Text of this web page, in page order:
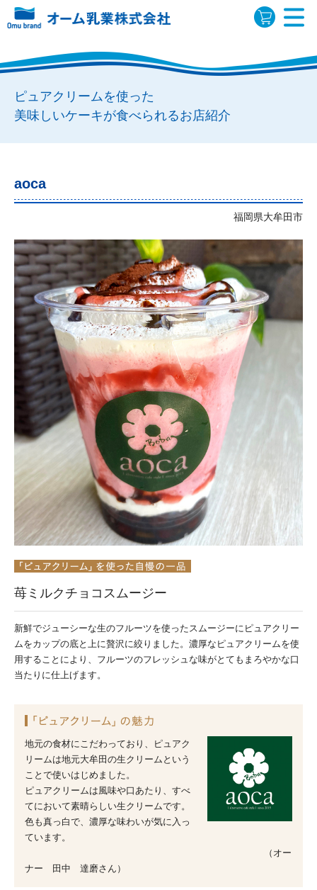
ピュアクリームを使った
美味しいケーキが食べられるお店紹介
aoca
福岡県大牟田市
苺ミルクチョコスムージー
新鮮でジューシーな生のフルーツを使ったスムージーにピュアクリー
ムをカップの底と上に贅沢に絞りました。濃厚なピュアクリームを使
用することにより、フルーツのフレッシュな味がとてもまろやかな口
当たりに仕上げます。
地元の食材にこだわっており、ピュアク
リームは地元大牟田の生クリームという
ことで使いはじめました。
ピュアクリームは風味や口あたり、すべ
てにおいて素晴らしい生クリームです。
色も真っ白で、濃厚な味わいが気に入っ
ています。
（オー
ナー 田中 達磨さん）